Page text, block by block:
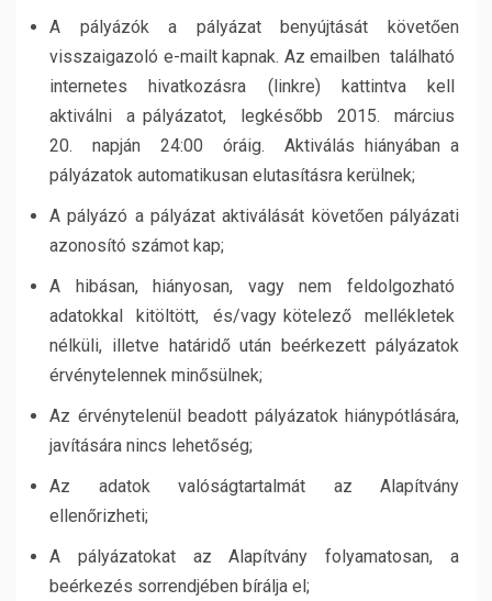
A pályázók a pályázat benyújtását követően
visszaigazoló e-mailt kapnak. Az emailben található
internetes hivatkozásra (linkre) kattintva kell
aktiválni a pályázatot, legkésőbb 2015. március
20. napján 24:00 óráig. Aktiválás hiányában a
pályázatok automatikusan elutasításra kerülnek;
A pályázó a pályázat aktiválását követően pályázati
azonosító számot kap;
A hibásan, hiányosan, vagy nem feldolgozható
adatokkal kitöltött, és/vagy kötelező mellékletek
nélküli, illetve határidő után beérkezett pályázatok
érvénytelennek minősülnek;
Az érvénytelenül beadott pályázatok hiánypótlására,
javítására nincs lehetőség;
Az adatok valóságtartalmát az Alapítvány
ellenőrizheti;
A pályázatokat az Alapítvány folyamatosan, a
beérkezés sorrendjében bírálja el;